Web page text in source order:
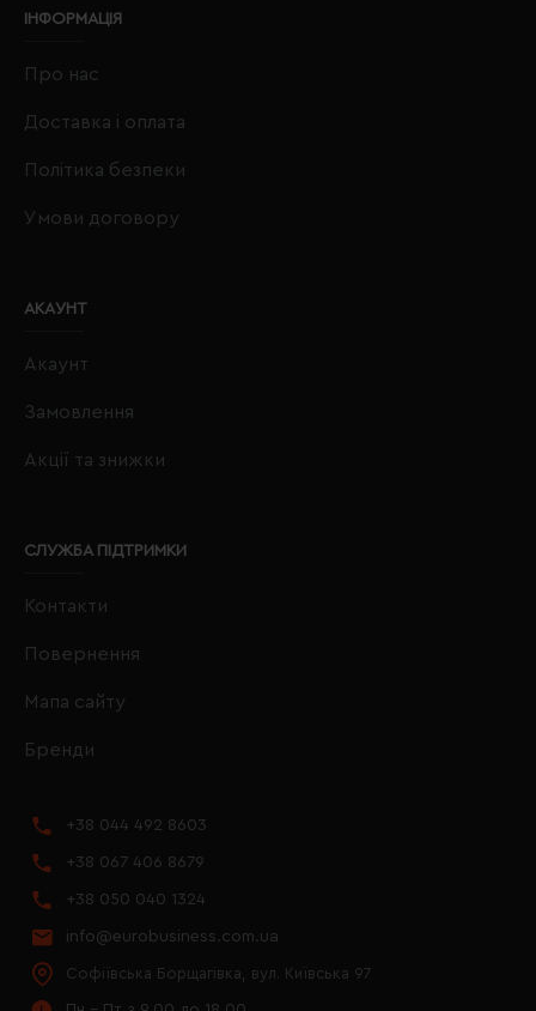
ІНФОРМАЦІЯ
Про нас
Доставка і оплата
Політика безпеки
Умови договору
АКАУНТ
Акаунт
Замовлення
Акції та знижки
СЛУЖБА ПІДТРИМКИ
Контакти
Повернення
Мапа сайту
Бренди
+38 044 492 8603
+38 067 406 8679
+38 050 040 1324
info@eurobusiness.com.ua
Софіївська Борщагівка, вул. Київська 97